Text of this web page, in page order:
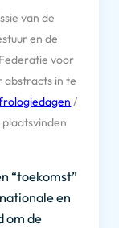
van de
en de
voor
abstracts in te
/
“toekomst”
en
om de